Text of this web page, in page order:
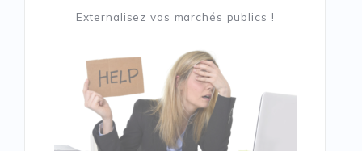
Externalisez vos marchés publics !